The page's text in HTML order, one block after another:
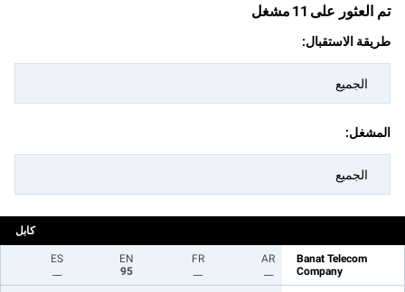
مشغل 11 تم العثور على
طريقة الاستقبال:
الجميع
المشغل:
الجميع
كابل
Banat Telecom
Company
AR
FR
EN
95
ES